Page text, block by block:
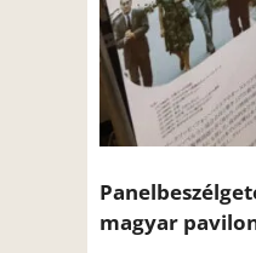
magyar